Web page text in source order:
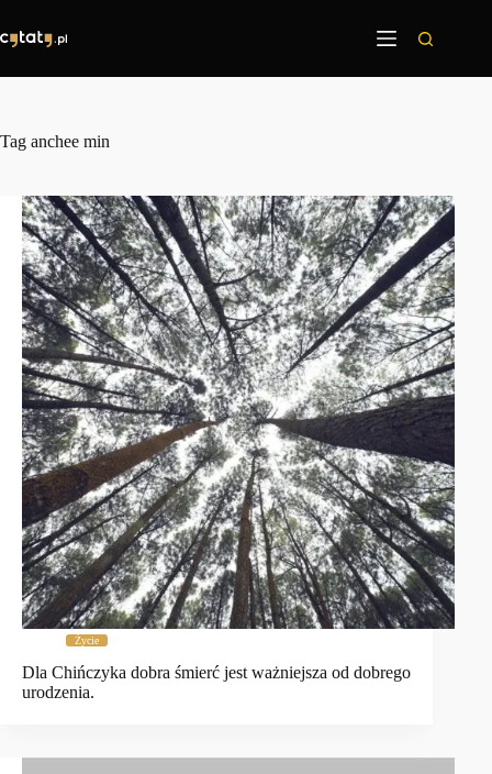
treści
Tag anchee min
Życie
Dla Chińczyka dobra śmierć jest ważniejsza od dobrego
urodzenia.